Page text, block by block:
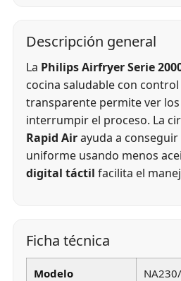
Descripción general
La Philips Airfryer Serie
cocina saludable con
transparente permite ver
interrumpir el proceso. La
Rapid Airayuda a
uniforme usando menos
digital táctil facilita el
Ficha técnica
Modelo